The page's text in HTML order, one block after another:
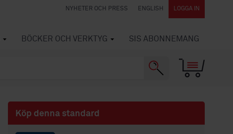
NYHETER OCH PRESS ENGLISH LOGGA IN
BÖCKER OCH VERKTYG SIS ABONNEMANG
Köp denna standard